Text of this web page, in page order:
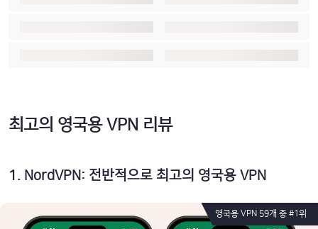
최고의 영국용 VPN 리뷰
1 . NordVPN: 전반적으로 최고의 영국용 VPN
영국용 VPN 59개 중 #1위